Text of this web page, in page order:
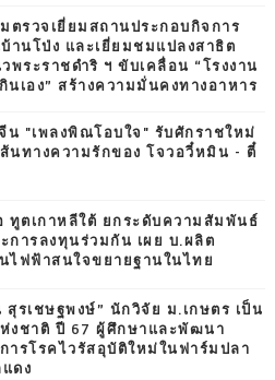
ตรวจเยี่ยมสถานประกอบกิจการ
บ้านโป่ง และเยี่ยมชมแปลงสาธิต
พระราชดำริ ฯ ขับเคลื่อน “โรงงาน
เอง” สร้างความมั่นคงทางอาหาร
น "เพลงพิณโอบใจ" รับศักราชใหม่
นทางความรักของ โจวอวี๋หมิน - ตี๋
ทูตเกาหลีใต้ ยกระดับความสัมพันธ์
การลงทุนร่วมกัน เผย บ.ผลิต
ไฟฟ้าสนใจขยายฐานในไทย
สุรเชษฐพงษ์” นักวิจัย ม.เกษตร เป็น
งชาติ ปี 67 ผู้ศึกษาและพัฒนา
ารโรคไวรัสอุบัติใหม่ในฟาร์มปลา
ดง